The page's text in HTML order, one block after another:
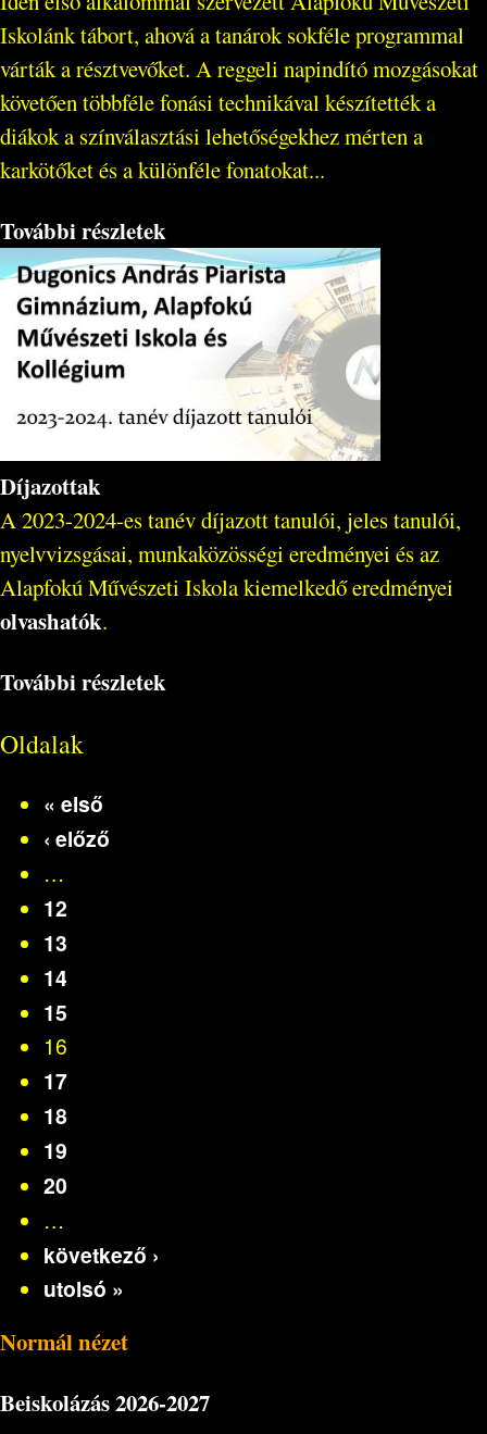
Iskolánk tábort, ahová a tanárok sokféle programmal
várták a résztvevőket. A reggeli napindító mozgásokat
követően többféle fonási technikával készítették a
diákok a színválasztási lehetőségekhez mérten a
karkötőket és a különféle fonatokat...
További részletek
Díjazottak
A 2023-2024-es tanév díjazott tanulói, jeles tanulói,
nyelvvizsgásai, munkaközösségi eredményei és az
Alapfokú Művészeti Iskola kiemelkedő eredményei
olvashatók.
További részletek
Oldalak
« első
‹ előző
…
12
13
14
15
16
17
18
19
20
…
következő ›
utolsó »
Normál nézet
Beiskolázás2026-2027